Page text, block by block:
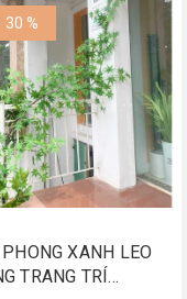
30 %
XANH LEO
TRANG TRÍ